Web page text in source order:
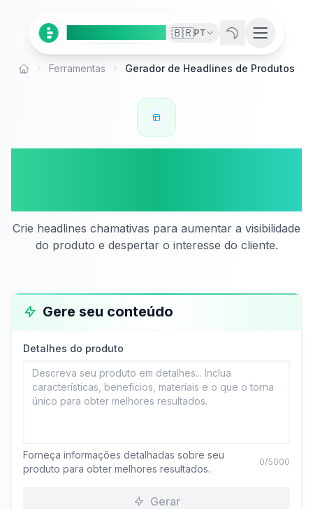
🇧🇷PT
Início Ferramentas Gerador de Headlines de Produtos
Crie headlines chamativas para aumentar a visibilidade
do produto e despertar o interesse do cliente.
Gere seu conteúdo
Detalhes do produto
Forneça informações detalhadas sobre seu
produto para obter melhores resultados.
0/5000
Gerar